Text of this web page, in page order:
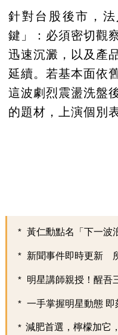
針對台股後市，
鍵」：必須密切觀
迅速沉澱，以及產
延續。若基本面依
這波劇烈震盪洗盤
的題材，上演個別
黃仁勳點名「下一波
新聞事件即時更新
明星講師親授！醒吾
一手掌握明星動態
減肥首選，檸檬加它